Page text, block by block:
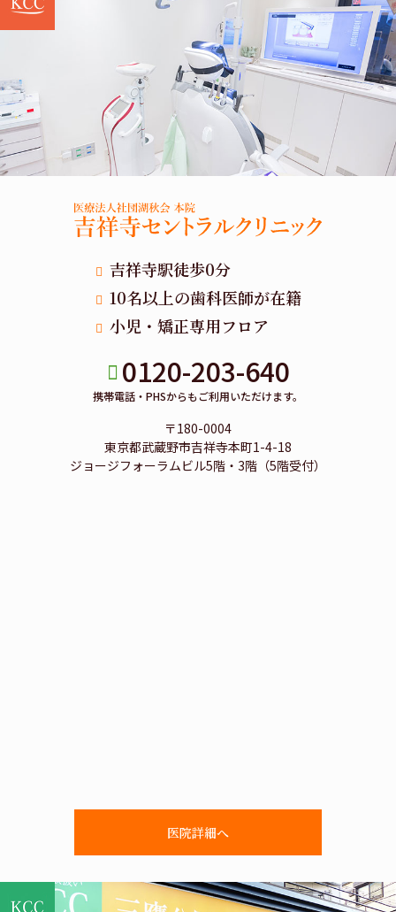
吉祥寺駅徒歩0分
10名以上の歯科医師が在籍
小児・矯正専用フロア
0120-203-640
携帯電話・PHSからもご利用いただけます。
〒180-0004
東京都武蔵野市吉祥寺本町1-4-18
ジョージフォーラムビル5階・3階（5階受付）
医院詳細へ